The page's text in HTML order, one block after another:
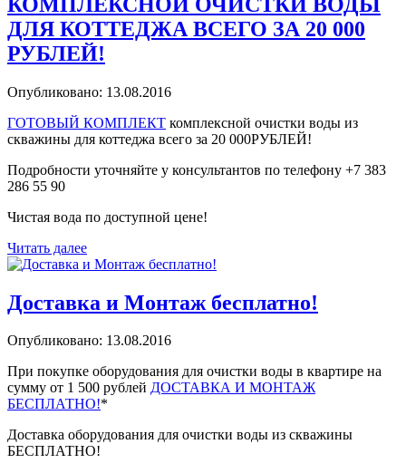
ДЛЯ КОТТЕДЖА ВСЕГО ЗА 20 000
РУБЛЕЙ!
Опубликовано: 13.08.2016
ГОТОВЫЙ КОМПЛЕКТ комплексной очистки воды из
скважины для коттеджа всего за 20 000РУБЛЕЙ!
Подробности уточняйте у консультантов по телефону +7 383
286 55 90
Чистая вода по доступной цене!
Читать далее
Доставка и Монтаж бесплатно!
Опубликовано: 13.08.2016
При покупке оборудования для очистки воды в квартире на
сумму от 1 500 рублей ДОСТАВКА И МОНТАЖ
БЕСПЛАТНО!*
Доставка оборудования для очистки воды из скважины
БЕСПЛАТНО!